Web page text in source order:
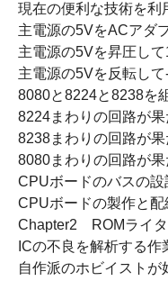
現在の便利な技術を利
主電源の5VをACアダ
主電源の5Vを昇圧し
主電源の5Vを反転し
8080と8224と8238を
8224まわりの回路が果
8238まわりの回路が果
8080まわりの回路が果
CPUボードのバスの設
CPUボードの製作と配
Chapter2 ROMライ
ICの不良を解析する
自作派のホビイストが